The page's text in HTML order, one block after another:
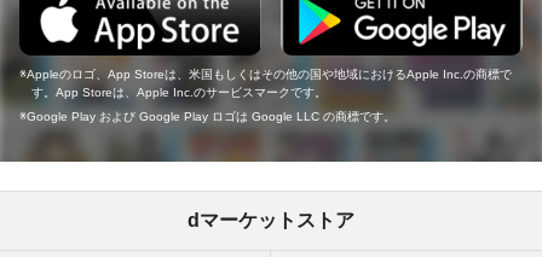
Appleのロゴ、App Storeは、米国もしくはその他の国や地域におけるApple Inc.の商標で
す。App Storeは、Apple Inc.のサービスマークです。
Google Play および Google Play ロゴは Google LLC の商標です。
dマーケットストア